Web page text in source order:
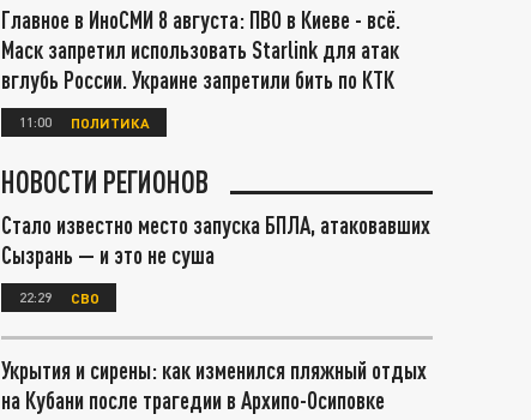
Главное в ИноСМИ 8 августа: ПВО в Киеве - всё.
Маск запретил использовать Starlink для атак
вглубь России. Украине запретили бить по КТК
11:00 ПОЛИТИКА
НОВОСТИ РЕГИОНОВ
Стало известно место запуска БПЛА, атаковавших
Сызрань — и это не суша
22:29 СВО
Укрытия и сирены: как изменился пляжный отдых
на Кубани после трагедии в Архипо-Осиповке